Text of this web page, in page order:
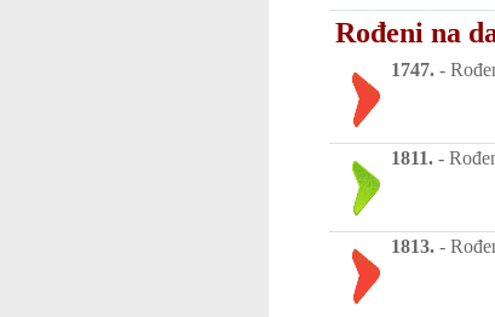
Rođeni na
1747. -
1811. -
1813. -